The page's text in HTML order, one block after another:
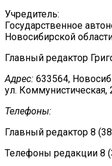
Учредитель:
Государственное
Новосибирской
Главный редактор
Адрес: 633564,
ул. Коммунистическая,
Телефоны:
Главный редактор 8
Телефоны редакции 8